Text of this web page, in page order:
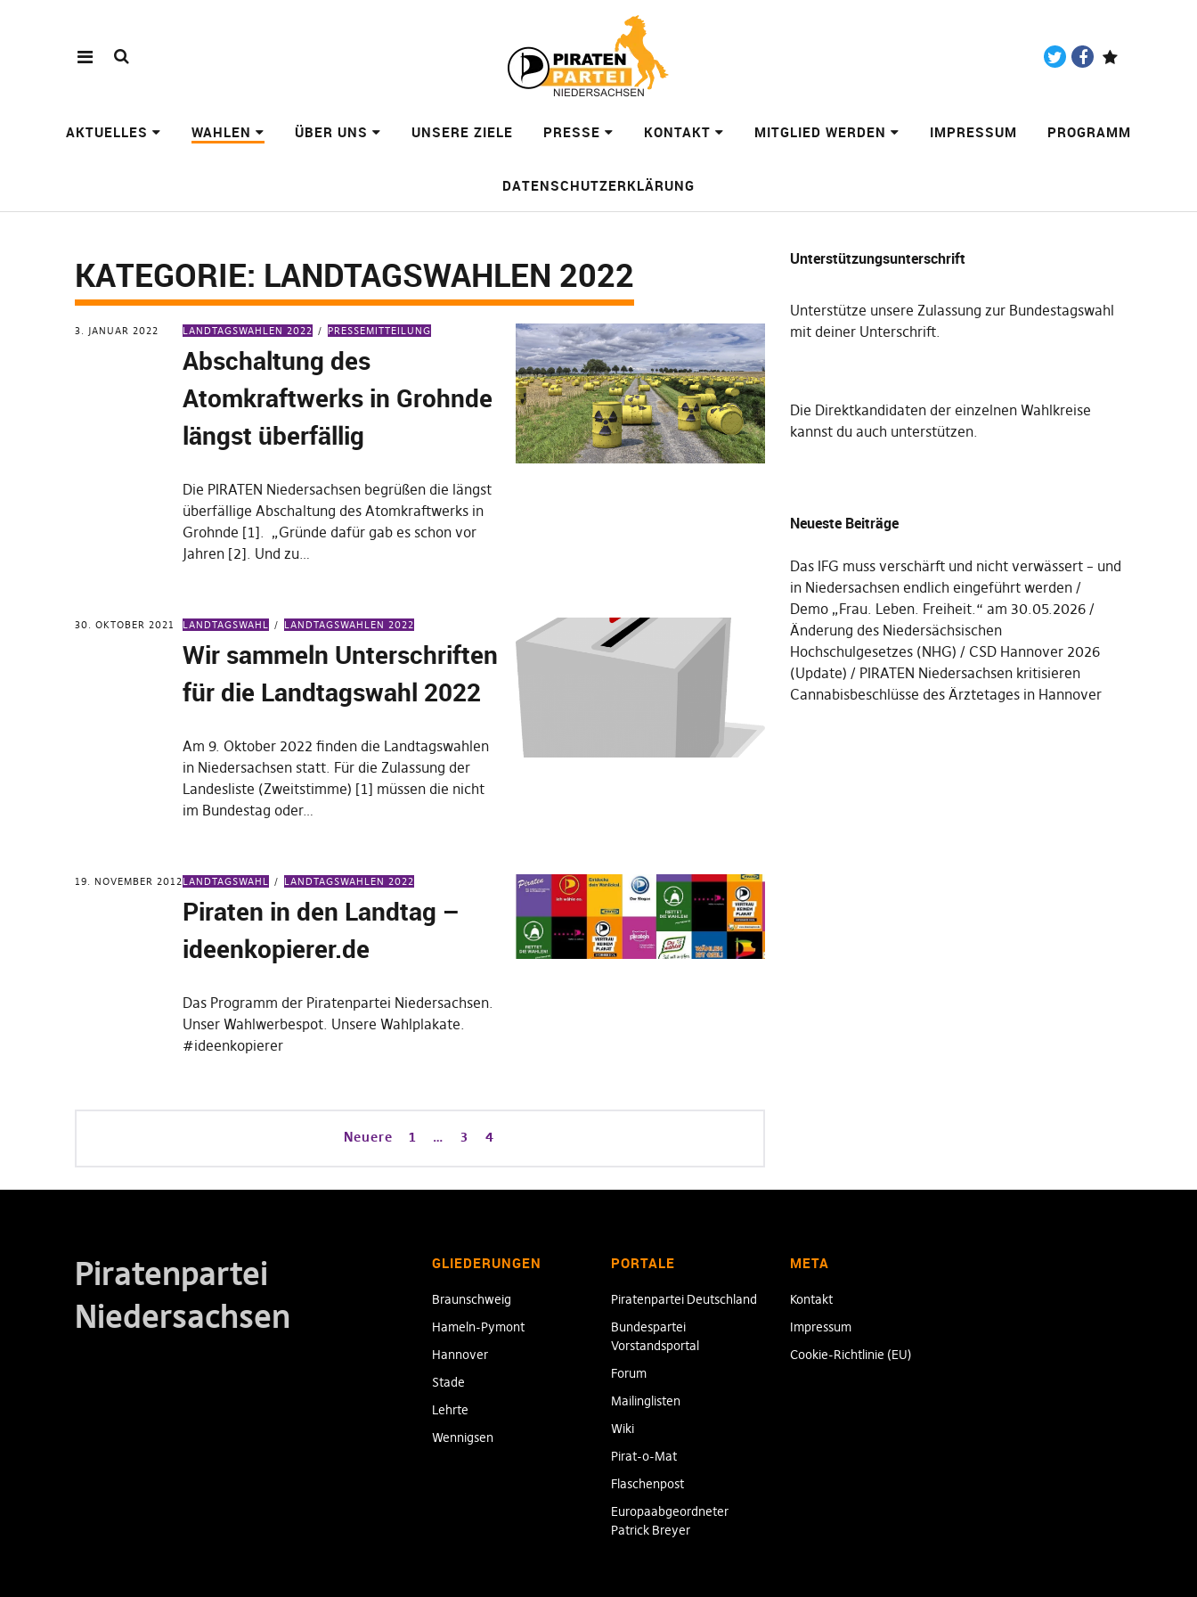
AKTUELLES WAHLEN ÜBER UNS UNSERE ZIELE PRESSE KONTAKT MITGLIED WERDEN IMPRESSUM PROGRAMM
DATENSCHUTZERKLÄRUNG
KATEGORIE: LANDTAGSWAHLEN 2022
3. JANUAR 2022 LANDTAGSWAHLEN 2022 PRESSEMITTEILUNG
Abschaltung des
Atomkraftwerks in Grohnde
längst überfällig
Die PIRATEN Niedersachsen begrüßen die längst
überfällige Abschaltung des Atomkraftwerks in
Grohnde [1]. „Gründe dafür gab es schon vor
Jahren [2]. Und zu…
30. OKTOBER 2021 LANDTAGSWAHL LANDTAGSWAHLEN 2022
Wir sammeln Unterschriften
für die Landtagswahl 2022
Am 9. Oktober 2022 finden die Landtagswahlen
in Niedersachsen statt. Für die Zulassung der
Landesliste (Zweitstimme) [1] müssen die nicht
im Bundestag oder…
19. NOVEMBER 2012LANDTAGSWAHL LANDTAGSWAHLEN 2022
Piraten in den Landtag –
ideenkopierer.de
Das Programm der Piratenpartei Niedersachsen.
Unser Wahlwerbespot. Unsere Wahlplakate.
#ideenkopierer
Neuere 1 … 3 4
Unterstützungsunterschrift
Unterstütze unsere Zulassung zur Bundestagswahl
mit deiner Unterschrift.
Die Direktkandidaten der einzelnen Wahlkreise
kannst du auch unterstützen.
Neueste Beiträge
Das IFG muss verschärft und nicht verwässert – und
in Niedersachsen endlich eingeführt werden
Demo „Frau. Leben. Freiheit.“ am 30.05.2026
Änderung des Niedersächsischen
Hochschulgesetzes (NHG)
CSD Hannover 2026
(Update)
PIRATEN Niedersachsen kritisieren
Cannabisbeschlüsse des Ärztetages in Hannover
Piratenpartei
Niedersachsen
GLIEDERUNGEN
Braunschweig
Hameln-Pymont
Hannover
Stade
Lehrte
Wennigsen
PORTALE
Piratenpartei Deutschland
Bundespartei
Vorstandsportal
Forum
Mailinglisten
Wiki
Pirat-o-Mat
Flaschenpost
Europaabgeordneter
Patrick Breyer
META
Kontakt
Impressum
Cookie-Richtlinie (EU)